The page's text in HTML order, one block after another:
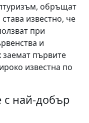
обръщат
известно, че
при
и
първите
известна по
с най-добър